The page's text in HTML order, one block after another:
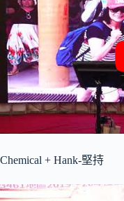
Chemical + Hank-堅持